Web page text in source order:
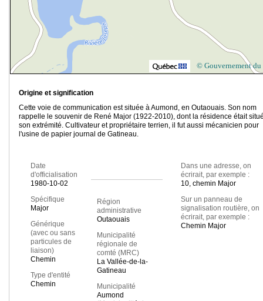
© Gouvernement du
Origine et signification
Cette voie de communication est située à Aumond, en Outaouais. Son nom
rappelle le souvenir de René Major (1922-2010), dont la résidence était
son extrémité. Cultivateur et propriétaire terrien, il fut aussi mécanicien pour
l'usine de papier journal de Gatineau.
Date
d'officialisation
1980-10-02
Spécifique
Major
Générique
(avec ou sans
particules de
liaison)
Chemin
Type d'entité
Chemin
Région
administrative
Outaouais
Municipalité
régionale de
comté (MRC)
La Vallée-de-la-
Gatineau
Municipalité
Aumond
Dans une adresse, on
écrirait, par exemple :
10, chemin Major
Sur un panneau de
signalisation routière, on
écrirait, par exemple :
Chemin Major